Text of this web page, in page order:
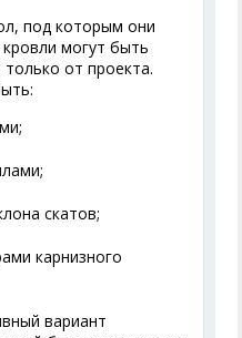
под которым они
могут быть
от проекта.
скатов;
карнизного
вариант